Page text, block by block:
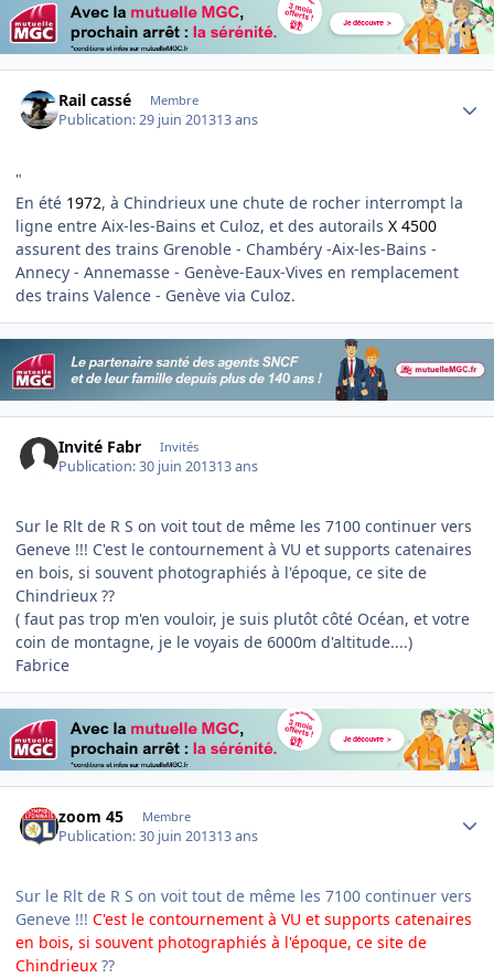
Rail cassé Membre
Publication:29 juin 201313 ans
"
En été 1972, à Chindrieux une chute de rocher interrompt la
ligne entre Aix-les-Bains et Culoz, et des autorails X 4500
assurent des trains Grenoble - Chambéry -Aix-les-Bains -
Annecy - Annemasse - Genève-Eaux-Vives en remplacement
des trains Valence - Genève via Culoz.
Invité Fabr Invités
Publication:30 juin 201313 ans
Sur le Rlt de R S on voit tout de même les 7100 continuer vers
Geneve !!! C'est le contournement à VU et supports catenaires
en bois, si souvent photographiés à l'époque, ce site de
Chindrieux ??
( faut pas trop m'en vouloir, je suis plutôt côté Océan, et votre
coin de montagne, je le voyais de 6000m d'altitude....)
Fabrice
zoom 45 Membre
Publication:30 juin 201313 ans
Sur le Rlt de R S on voit tout de même les 7100 continuer vers
Geneve !!! C'est le contournement à VU et supports catenaires
en bois, si souvent photographiés à l'époque, ce site de
Chindrieux ??